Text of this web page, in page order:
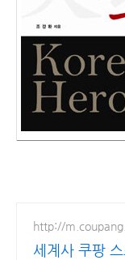
http://
세계사 쿠팡